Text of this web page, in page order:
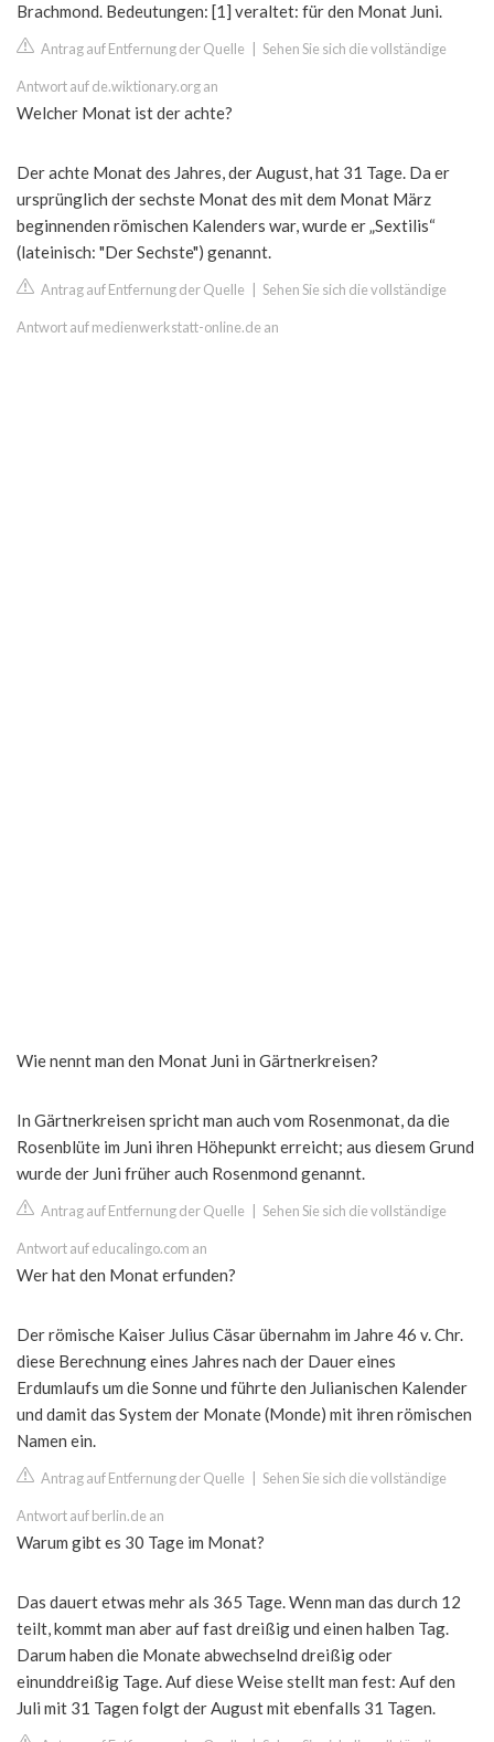
Brachmond. Bedeutungen: [1] veraltet: für den Monat Juni.
Antrag auf Entfernung der Quelle Sehen Sie sich die vollständige
Antwort auf de.wiktionary.org an
Welcher Monat ist der achte?
Der achte Monat des Jahres, der August, hat 31 Tage. Da er
ursprünglich der sechste Monat des mit dem Monat März
beginnenden römischen Kalenders war, wurde er „Sextilis“
(lateinisch: "Der Sechste") genannt.
Antrag auf Entfernung der Quelle Sehen Sie sich die vollständige
Antwort auf medienwerkstatt-online.de an
Wie nennt man den Monat Juni in Gärtnerkreisen?
In Gärtnerkreisen spricht man auch vom Rosenmonat, da die
Rosenblüte im Juni ihren Höhepunkt erreicht; aus diesem Grund
wurde der Juni früher auch Rosenmond genannt.
Antrag auf Entfernung der Quelle Sehen Sie sich die vollständige
Antwort auf educalingo.com an
Wer hat den Monat erfunden?
Der römische Kaiser Julius Cäsar übernahm im Jahre 46 v. Chr.
diese Berechnung eines Jahres nach der Dauer eines
Erdumlaufs um die Sonne und führte den Julianischen Kalender
und damit das System der Monate (Monde) mit ihren römischen
Namen ein.
Antrag auf Entfernung der Quelle Sehen Sie sich die vollständige
Antwort auf berlin.de an
Warum gibt es 30 Tage im Monat?
Das dauert etwas mehr als 365 Tage. Wenn man das durch 12
teilt, kommt man aber auf fast dreißig und einen halben Tag.
Darum haben die Monate abwechselnd dreißig oder
einunddreißig Tage. Auf diese Weise stellt man fest: Auf den
Juli mit 31 Tagen folgt der August mit ebenfalls 31 Tagen.